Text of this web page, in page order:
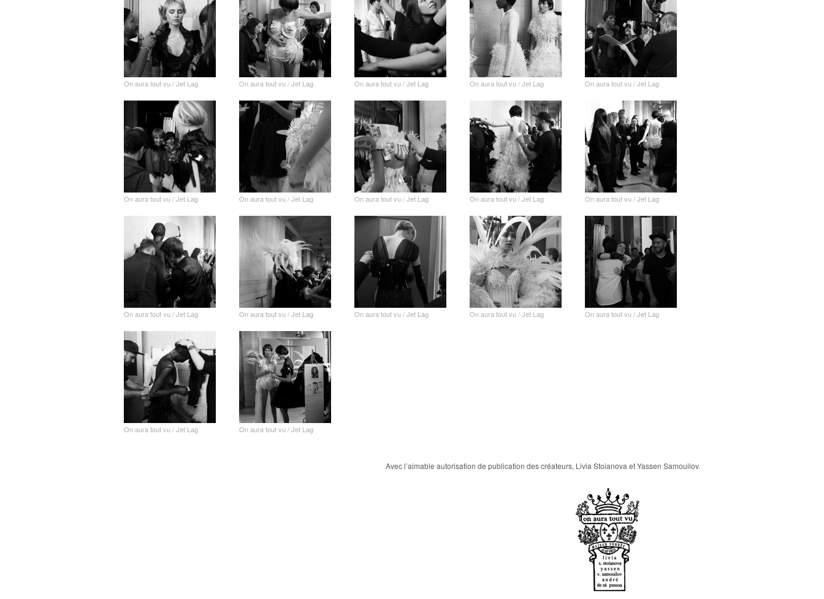
On aura tout vu / Jet Lag On aura tout vu / Jet Lag On aura tout vu / Jet Lag On aura tout vu / Jet Lag On aura tout vu / Jet Lag
On aura tout vu / Jet Lag On aura tout vu / Jet Lag On aura tout vu / Jet Lag On aura tout vu / Jet Lag On aura tout vu / Jet Lag
On aura tout vu / Jet Lag On aura tout vu / Jet Lag On aura tout vu / Jet Lag On aura tout vu / Jet Lag On aura tout vu / Jet Lag
On aura tout vu / Jet Lag On aura tout vu / Jet Lag
Avec l’aimable autorisation de publication des créateurs, Livia Stoianova et Yassen Samouilov.